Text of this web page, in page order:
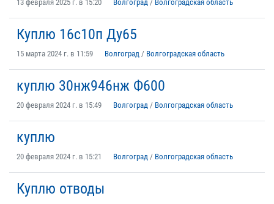
13 февраля 2025 г. в 15:20 Волгоград / Волгоградская область
Куплю 16с10п Ду65
15 марта 2024 г. в 11:59 Волгоград / Волгоградская область
куплю 30нж946нж Ф600
20 февраля 2024 г. в 15:49 Волгоград / Волгоградская область
куплю
20 февраля 2024 г. в 15:21 Волгоград / Волгоградская область
Куплю отводы